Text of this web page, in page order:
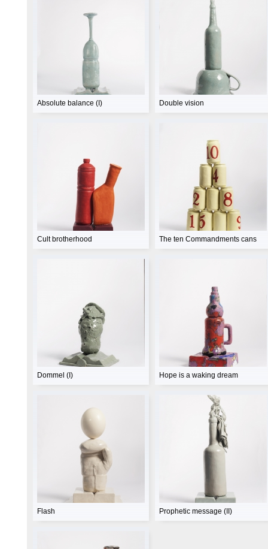
Absolute balance (I) Double vision
Cult brotherhood The ten Commandments cans
Dommel (I) Hope is a waking dream
Flash Prophetic message (II)